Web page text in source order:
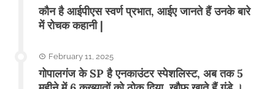
कौन है आईपीएस स्वर्ण प्रभात, आईए जानते हैं उनके बारे
में रोचक कहानी |
February 11, 2025
गोपालगंज के SP है एनकाउंटर स्पेशलिस्ट, अब तक 5